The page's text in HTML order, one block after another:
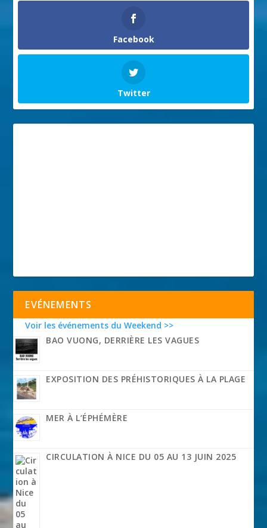
Facebook
Twitter
EVÉNEMENTS
Voir les événements du Weekend >>
BAO VUONG, DERRIÈRE LES VAGUES
EXPOSITION DES PRÉHISTORIQUES À LA PLAGE
MER À L’ÉPHÉMÈRE
CIRCULATION À NICE DU 05 AU 13 JUIN 2025